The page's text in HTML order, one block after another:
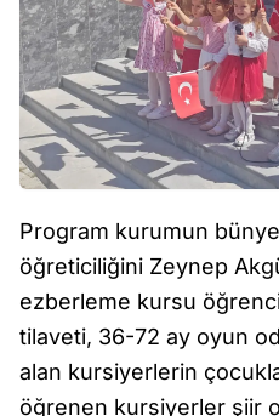
Program kurumun
öğreticiliğini Zeynep
ezberleme kursu
tilaveti, 36-72 ay oyun
alan kursiyerlerin
öğrenen kursiyerler şiir